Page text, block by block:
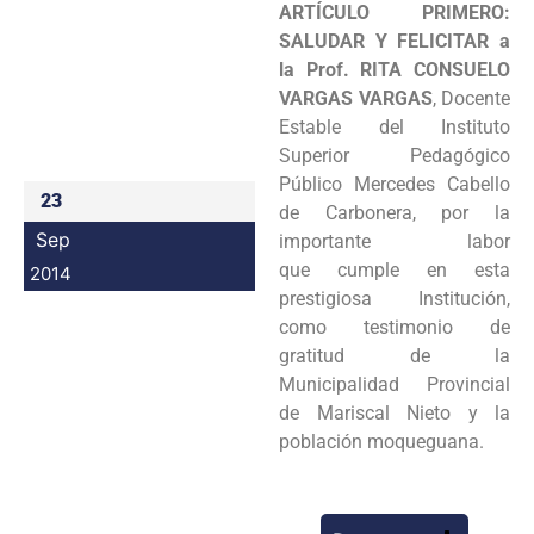
Programas
Intranet
23
Sep
2014
ARTÍCULO PRIMERO:
SALUDAR Y FELICITAR a
la Prof. RITA CONSUELO
VARGAS VARGAS, Docente
Estable del Instituto
Superior Pedagógico
Público Mercedes Cabello
de Carbonera, por la
importante labor
que cumple en esta
prestigiosa Institución,
como testimonio de
gratitud de la
Municipalidad Provincial
de Mariscal Nieto y la
población moqueguana.